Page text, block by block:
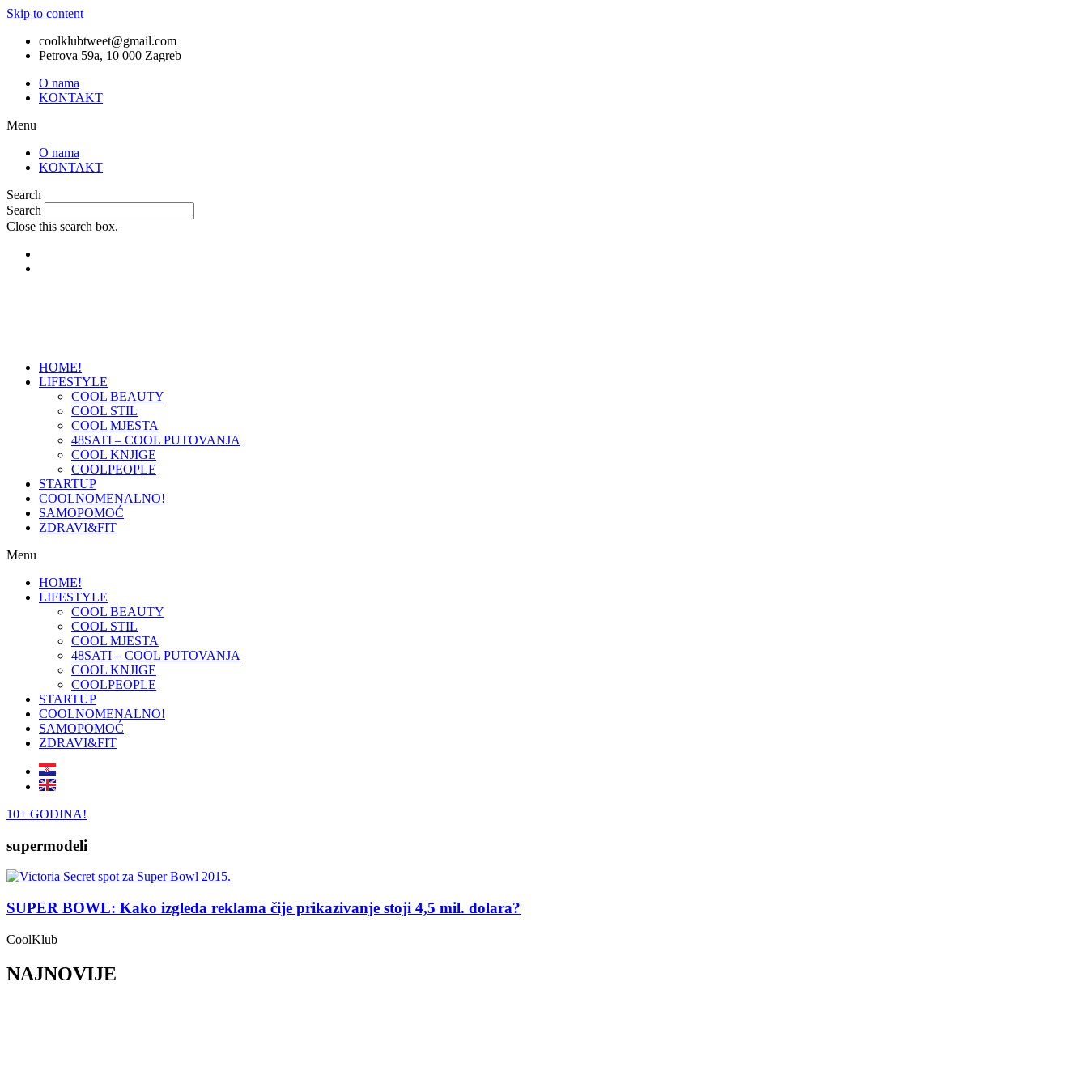
Skip to content
coolklubtweet@gmail.com
Petrova 59a, 10 000 Zagreb
O nama
KONTAKT
Menu
O nama
KONTAKT
Search
Search
Close this search box.
HOME!
LIFESTYLE
COOL BEAUTY
COOL STIL
COOL MJESTA
48SATI – COOL PUTOVANJA
COOL KNJIGE
COOLPEOPLE
STARTUP
COOLNOMENALNO!
SAMOPOMOĆ
ZDRAVI&FIT
Menu
HOME!
LIFESTYLE
COOL BEAUTY
COOL STIL
COOL MJESTA
48SATI – COOL PUTOVANJA
COOL KNJIGE
COOLPEOPLE
STARTUP
COOLNOMENALNO!
SAMOPOMOĆ
ZDRAVI&FIT
10+ GODINA!
supermodeli
SUPER BOWL: Kako izgleda reklama čije prikazivanje stoji 4,5 mil. dolara?
CoolKlub
NAJNOVIJE